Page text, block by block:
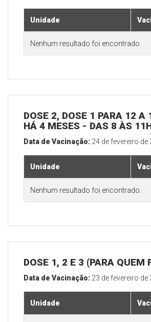
Unidade
Nenhum resultado foi encontrado.
DOSE 2, DOSE 1 PARA 12 A
HÁ 4 MESES - DAS 8 ÀS
Data de Vacinação: 24 de fevereiro de
Unidade
Nenhum resultado foi encontrado.
DOSE 1, 2 E 3 (PARA
Data de Vacinação: 23 de fevereiro de
Unidade